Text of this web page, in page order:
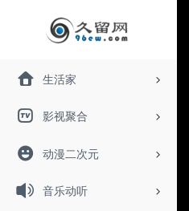
生活家
影视聚合
动漫二次元
音乐动听